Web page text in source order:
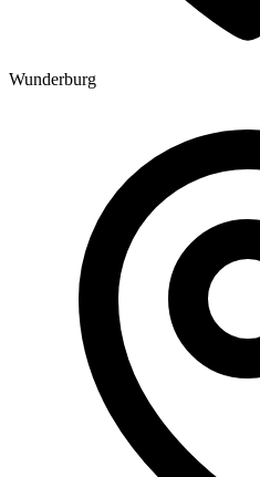
Wunderburg